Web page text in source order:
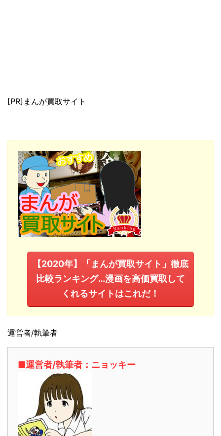
[PR]まんが買取サイト
【2020年】「まんが買取サイト」徹底
比較ランキング…漫画を高価買取して
くれるサイトはこれだ！
運営者/執筆者
■運営者/執筆者：ニョッキー